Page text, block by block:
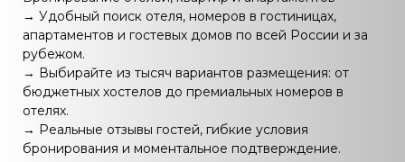
→ Удобный поиск отеля, номеров в гостиницах,
апартаментов и гостевых домов по всей России и за
рубежом.
→ Выбирайте из тысяч вариантов размещения: от
бюджетных хостелов до премиальных номеров в
отелях.
→ Реальные отзывы гостей, гибкие условия
бронирования и моментальное подтверждение.